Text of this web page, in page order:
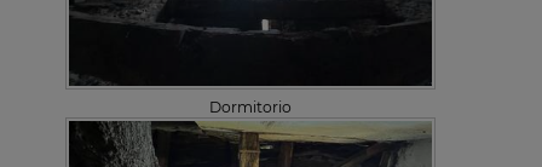
Dormitorio